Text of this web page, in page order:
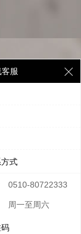
服
式
0510-80722333
周一至周六
码